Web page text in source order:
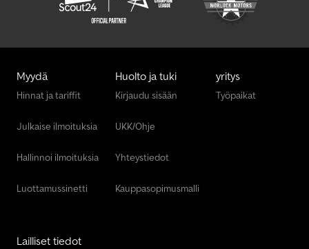
Myydä
Hinnat ja tariffit
Julkaise ilmoituksia
Hallinnoi ilmoituksia
Luottamussinetti
Huolto ja tuki
Kirjaudu sisään
UKK/Ohje
Yhteystiedot
Kauppasopimusmalli
yritys
Työpaikat
Lailliset tiedot